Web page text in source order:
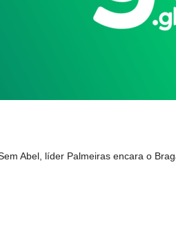
Abel, líder Palmeiras encara o